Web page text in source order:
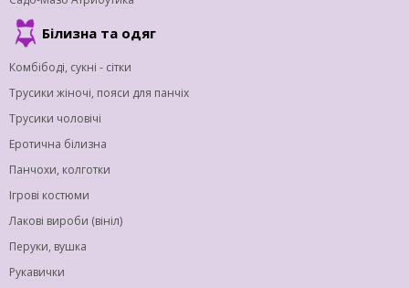
Білизна та одяг
Комбібоді, сукні - сітки
Трусики жіночі, пояси для панчіх
Трусики чоловічі
Еротична білизна
Панчохи, колготки
Ігрові костюми
Лакові вироби (вініл)
Перуки, вушка
Рукавички